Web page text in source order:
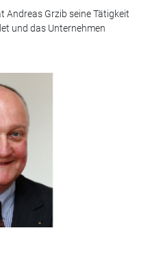
Andreas Grzib seine Tätigkeit
und das Unternehmen